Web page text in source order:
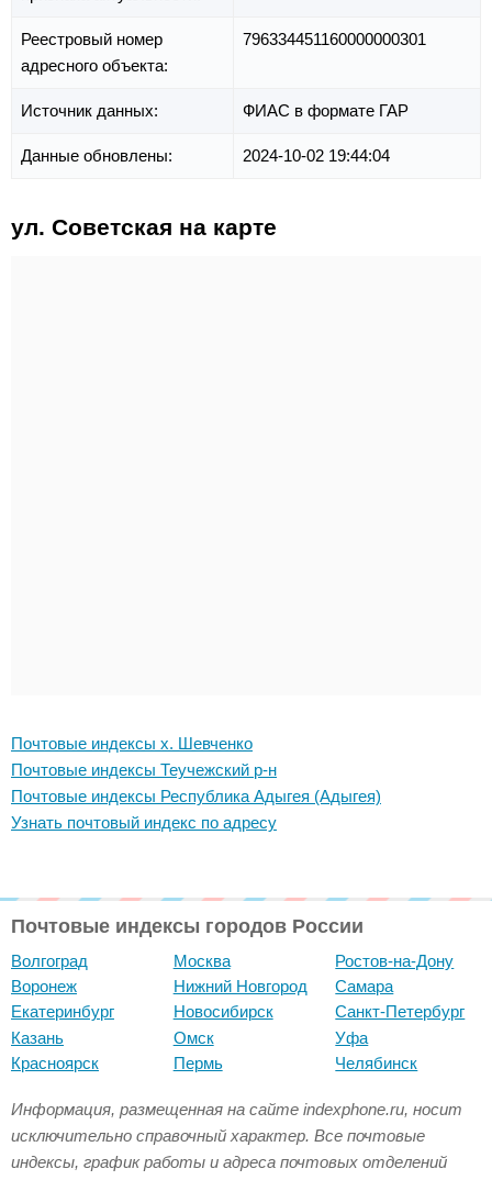
Реестровый номер
адресного объекта:
796334451160000000301
Источник данных: ФИАС в формате ГАР
Данные обновлены: 2024-10-02 19:44:04
ул. Советская на карте
Почтовые индексы х. Шевченко
Почтовые индексы Теучежский р-н
Почтовые индексы Республика Адыгея (Адыгея)
Узнать почтовый индекс по адресу
Почтовые индексы городов России
Волгоград
Воронеж
Екатеринбург
Казань
Красноярск
Москва
Нижний Новгород
Новосибирск
Омск
Пермь
Ростов-на-Дону
Самара
Санкт-Петербург
Уфа
Челябинск
Информация, размещенная на сайте indexphone.ru, носит
исключительно справочный характер. Все почтовые
индексы, график работы и адреса почтовых отделений